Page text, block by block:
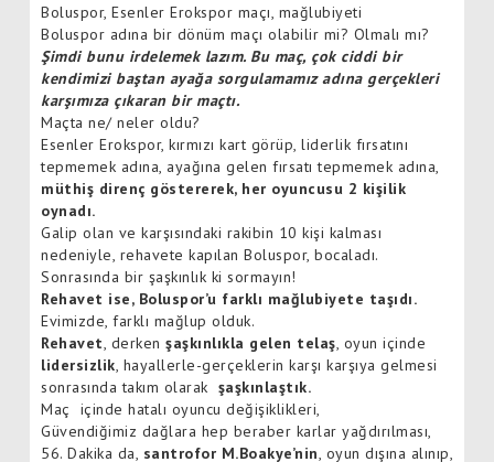
Boluspor, Esenler Erokspor maçı, mağlubiyeti
Boluspor adına bir dönüm maçı olabilir mi? Olmalı mı?
Şimdi bunu irdelemek lazım. Bu maç, çok ciddi bir
kendimizi baştan ayağa sorgulamamız adına gerçekleri
karşımıza çıkaran bir maçtı.
Maçta ne/ neler oldu?
Esenler Erokspor, kırmızı kart görüp, liderlik fırsatını
tepmemek adına, ayağına gelen fırsatı tepmemek adına,
müthiş direnç göstererek, her oyuncusu 2 kişilik
oynadı.
Galip olan ve karşısındaki rakibin 10 kişi kalması
nedeniyle, rehavete kapılan Boluspor, bocaladı.
Sonrasında bir şaşkınlık ki sormayın!
Rehavet ise, Boluspor’u farklı mağlubiyete taşıdı.
Evimizde, farklı mağlup olduk.
Rehavet , derken şaşkınlıkla gelen telaş , oyun içinde
lidersizlik , hayallerle-gerçeklerin karşı karşıya gelmesi
sonrasında takım olarak şaşkınlaştık.
Maç içinde hatalı oyuncu değişiklikleri,
Güvendiğimiz dağlara hep beraber karlar yağdırılması,
56. Dakika da, santrofor M.Boakye’nin , oyun dışına alınıp,